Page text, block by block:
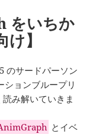
をいちか
】
のサードパーソン
ョンブループリ
み解いていきま
とイベ